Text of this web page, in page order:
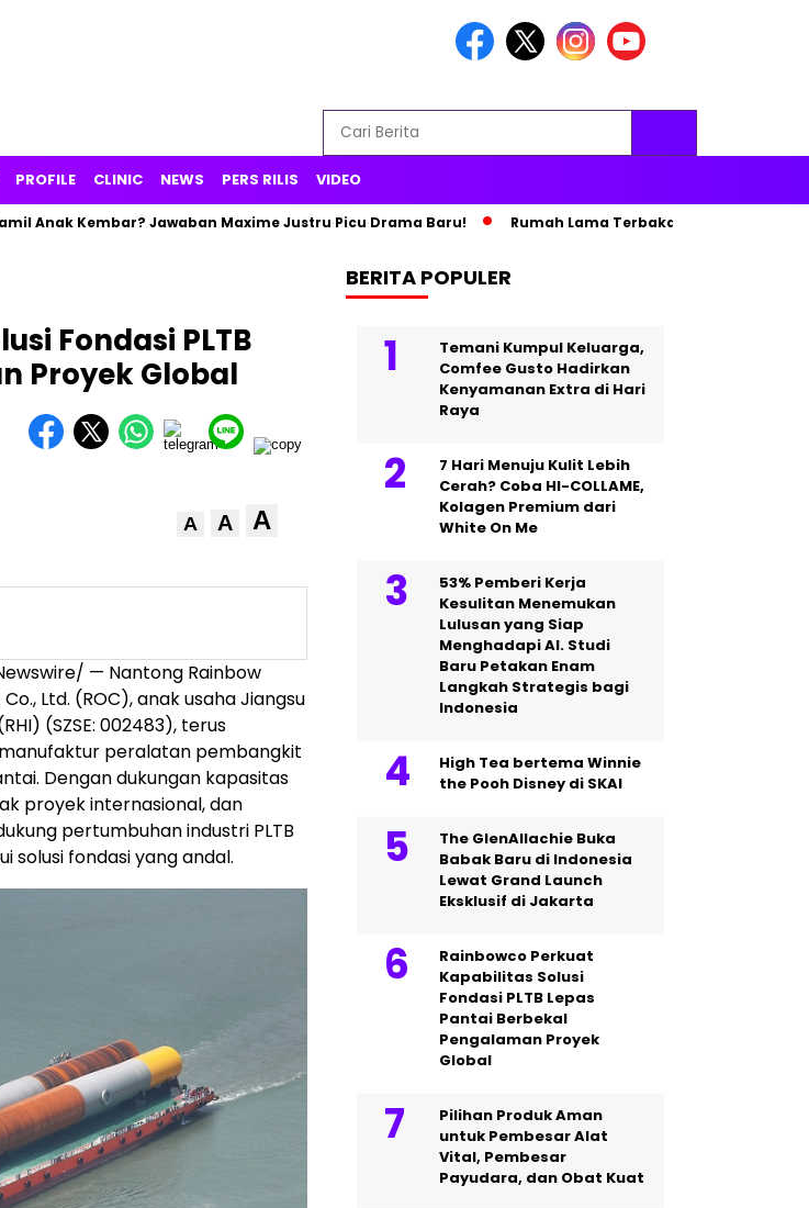
PROFILE CLINIC NEWS PERS RILIS VIDEO
Kembar? Jawaban Maxime Justru Picu Drama Baru! Rumah Lama Terbakar, Paris Hilton Pindah
Fondasi PLTB
Proyek Global
A A A
— Nantong Rainbow
Ltd. (ROC), anak usaha Jiangsu
(SZSE: 002483), terus
peralatan pembangkit
Dengan dukungan kapasitas
proyek internasional, dan
pertumbuhan industri PLTB
solusi fondasi yang andal.
BERITA POPULER
Temani Kumpul Keluarga,
Comfee Gusto Hadirkan
Kenyamanan Extra di Hari
Raya
7 Hari Menuju Kulit Lebih
Cerah? Coba HI-COLLAME,
Kolagen Premium dari
White On Me
53% Pemberi Kerja
Kesulitan Menemukan
Lulusan yang Siap
Menghadapi AI. Studi
Baru Petakan Enam
Langkah Strategis bagi
Indonesia
High Tea bertema Winnie
the Pooh Disney di SKAI
The GlenAllachie Buka
Babak Baru di Indonesia
Lewat Grand Launch
Eksklusif di Jakarta
Rainbowco Perkuat
Kapabilitas Solusi
Fondasi PLTB Lepas
Pantai Berbekal
Pengalaman Proyek
Global
Pilihan Produk Aman
untuk Pembesar Alat
Vital, Pembesar
Payudara, dan Obat Kuat